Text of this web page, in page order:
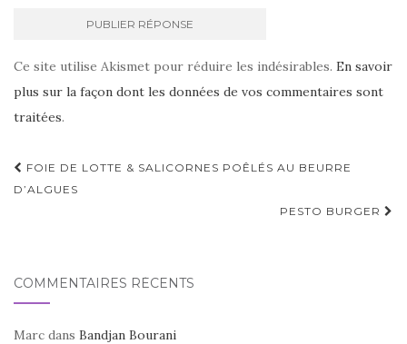
Ce site utilise Akismet pour réduire les indésirables. En savoir
plus sur la façon dont les données de vos commentaires sont
traitées.
Navigation
d'article
FOIE DE LOTTE & SALICORNES POÊLÉS AU BEURRE
D’ALGUES
PESTO BURGER
COMMENTAIRES RÉCENTS
Marc dans Bandjan Bourani